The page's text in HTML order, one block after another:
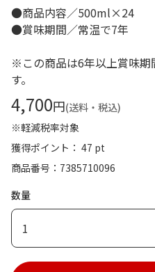
●商品内容／500ml×24
●賞味期間／常温で7年
※この商品は6年以上賞味期
す。
4,700円(送料・税込)
※軽減税率対象
獲得ポイント： 47 pt
商品番号
7385710096
数量
1